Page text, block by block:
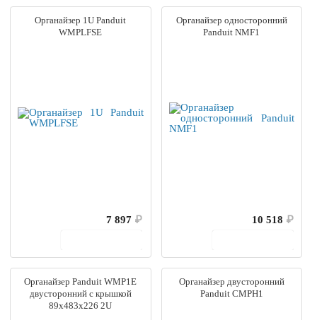
Органайзер 1U Panduit
WMPLFSE
7 897 ₽
Органайзер односторонний
Panduit NMF1
10 518 ₽
Органайзер Panduit WMP1E
двусторонний с крышкой
89х483х226 2U
Органайзер двусторонний
Panduit CMPH1